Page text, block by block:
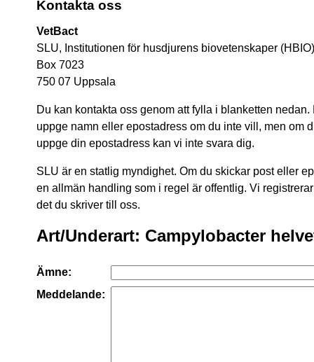
Kontakta oss
VetBact
SLU, Institutionen för husdjurens biovetenskaper (HBIO)
Box 7023
750 07 Uppsala
Du kan kontakta oss genom att fylla i blanketten
uppge namn eller epostadress om du inte vill, men om
uppge din epostadress kan vi inte svara dig.
SLU är en statlig myndighet. Om du skickar post eller
en allmän handling som i regel är offentlig. Vi
det du skriver till oss.
Art/Underart: Campylobacter
Ämne:
Meddelande: